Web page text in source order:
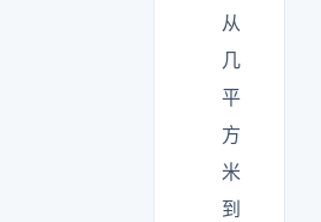
从
几
平
方
米
到